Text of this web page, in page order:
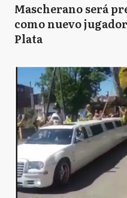
Mascherano será
como nuevo
Plata